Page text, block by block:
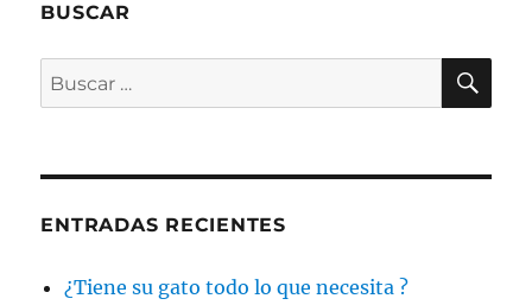
BUSCAR
Buscar
por:
ENTRADAS RECIENTES
¿Tiene su gato todo lo que necesita ?